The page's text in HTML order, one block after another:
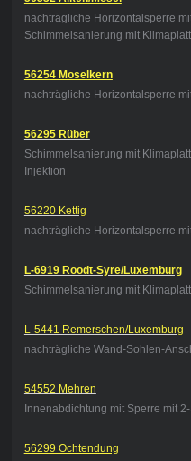
nachträgliche Horizontalsperre
Schimmelsanierung mit
56254 Moselkern
nachträgliche Horizontalsperre
56295 Rüber
Schimmelsanierung mit
Injektion
56220 Kettig
nachträgliche Horizontalsperre
L-6919 Roodt-Syre/Luxemburg
Schimmelsanierung mit
L-5441 Remerschen/Luxemburg
nachträgliche Wand-Sohlen-
54552 Mehren
Innenabdichtung mit Sperre mit
56299 Ochtendung